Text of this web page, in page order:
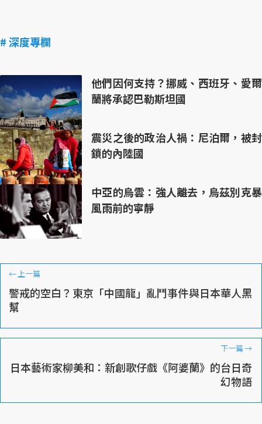
# 深度專欄
他們因何支持？挪威、西班牙、愛爾
蘭將承認巴勒斯坦國
震災之後的政治人禍：尼泊爾，被封
鎖的內陸國
中亞的烏雲：強人離去，烏茲別克暴
風雨前的寧靜
← 上一篇
警戒的空白？東京「中國龍」亂鬥事件與日本華人黑
幫
下一篇→
日本藝術家柳美和：新創歌仔戲《阿婆蘭》的台日奇
幻物語